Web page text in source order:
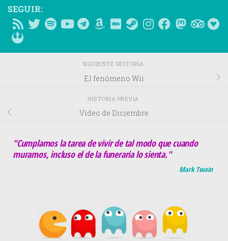
SEGUIR:
SIGUIENTE HISTORIA
El fenómeno Wii
HISTORIA PREVIA
Video de Diciembre
"Cumplamos la tarea de vivir de tal modo que cuando
muramos, incluso el de la funeraria lo sienta."
Mark Twain